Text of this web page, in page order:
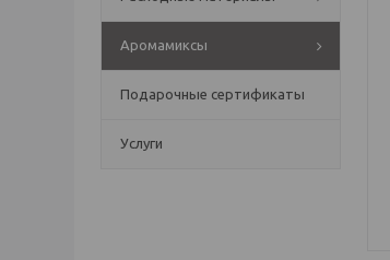
Аромамиксы
Подарочные сертификаты
Услуги